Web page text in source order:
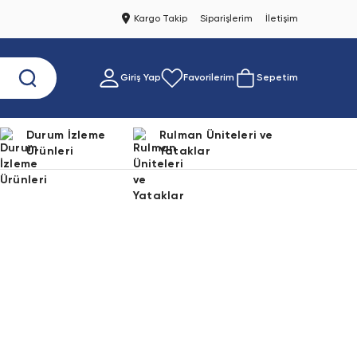
Kargo Takip Siparişlerim İletişim
Giriş Yap Favorilerim Sepetim
Durum İzleme
Ürünleri
Rulman Üniteleri ve
Yataklar